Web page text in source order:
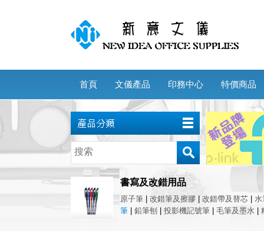
首頁 文儀產品 印務中心 特價商品
書寫及改錯用品
原子筆 改錯筆及擦膠 改錯帶及替芯
水
筆
鉛筆刨 投影機記號筆 毛筆及墨水